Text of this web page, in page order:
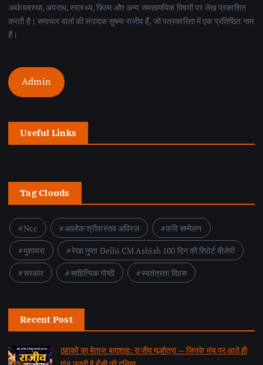
अर्थव्यवस्था, अपराध, स्वास्थ्य, फिल्म और अन्य समसामयिक विषयों पर लेख प्रकाशित
करती है। समाचार वार्ता की संपादक सुषमा राजीव हैं, जो पत्रकारिता में एक प्रतिष्ठित नाम
हैं।
Admin
Useful Links
Tag Clouds
Ncc आलोक श्रीवास्तव अविरल
कवि सम्मेलन
मुशायरा
रेखा गुप्ता Delhi CM Ashish 100 दिन की रिपोर्ट बीजेपी
सरकार
साहित्यिक गोष्ठी स्वतंत्रता दिवस
Recent Post
ठहाकों का बेताज बादशाह: राजीव मल्होत्रा — जिनके मंच पर आते ही